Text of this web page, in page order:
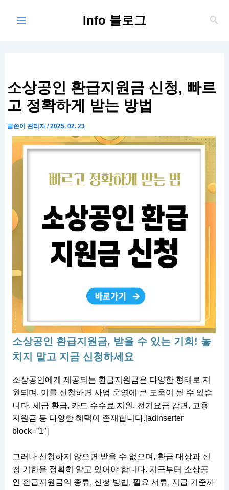
Info 블로그
검
소상공인 환급지원금 신청, 빠르
고 정확하게 받는 방법
글쓴이 관리자/2025. 02. 23
소상공인 환급지원금, 받을 수 있는 기회! 놓
치지 말고 지금 신청하세요
소상공인에게 제공되는 환급지원금은 다양한 형태로 지
원되며, 이를 신청하면 사업 운영에 큰 도움이 될 수 있습
니다. 세금 환급, 카드 수수료 지원, 전기요금 감면, 고용
지원금 등 다양한 혜택이 존재합니다.[adinserter
block=”1″]
그러나 신청하지 않으면 받을 수 없으며, 환급 대상과 신
청 기한을 정확히 알고 있어야 합니다. 지금부터 소상공
인 환급지원금의 종류, 신청 방법, 필요 서류, 지급 기준까